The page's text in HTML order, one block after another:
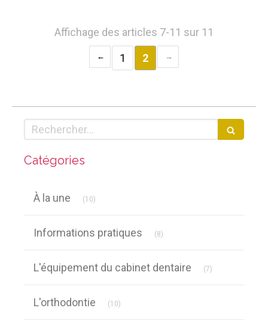
Affichage des articles 7-11 sur 11
1 2
Rechercher
Catégories
À la une (10)
Informations pratiques (8)
L'équipement du cabinet dentaire (7)
L'orthodontie (10)